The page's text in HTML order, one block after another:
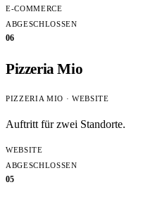
E-COMMERCE
ABGESCHLOSSEN
06
Pizzeria Mio
PIZZERIA MIO · WEBSITE
Auftritt für zwei Standorte.
WEBSITE
ABGESCHLOSSEN
05